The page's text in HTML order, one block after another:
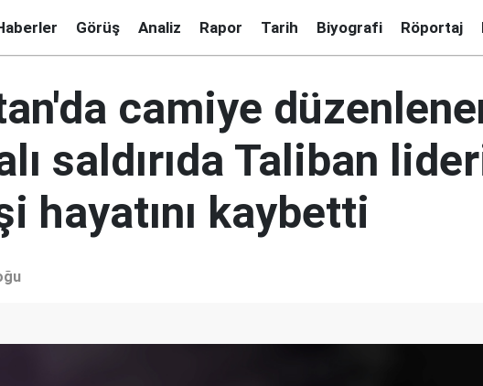
Görüş Analiz Rapor Tarih Biyografi Röportaj
camiye
saldırıda Taliban
hayatını kaybetti